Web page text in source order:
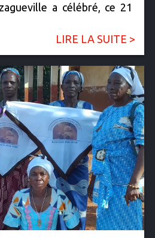
a célébré, ce 21
LIRE LA SUITE >